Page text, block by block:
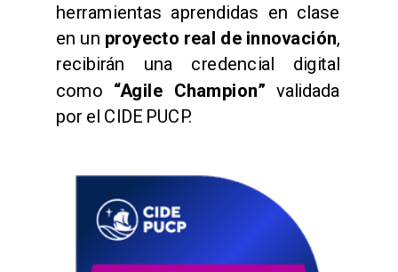
herramientas aprendidas en clase
en un proyecto real de innovación,
recibirán una credencial digital
como “Agile Champion”validada
por el CIDE PUCP.